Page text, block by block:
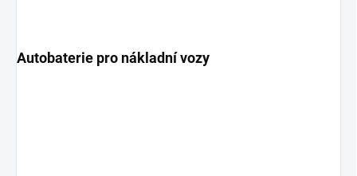
Autobaterie pro nákladní vozy